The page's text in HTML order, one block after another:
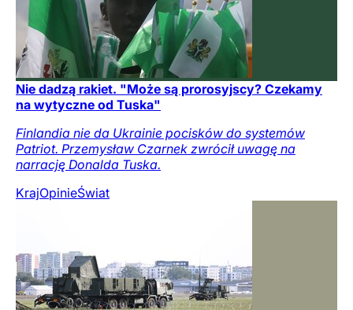
Nie dadzą rakiet. "Może są prorosyjscy? Czekamy
na wytyczne od Tuska"
Finlandia nie da Ukrainie pocisków do systemów
Patriot. Przemysław Czarnek zwrócił uwagę na
narrację Donalda Tuska.
KrajOpinieŚwiat